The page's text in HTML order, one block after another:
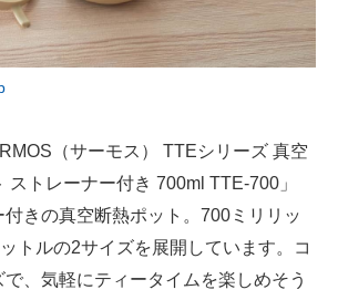
（サーモス） TTEシリーズ 真空
ストレーナー付き 700ml TTE-700」
きの真空断熱ポット。700ミリリッ
トルの2サイズを展開しています。コ
、気軽にティータイムを楽しめそう